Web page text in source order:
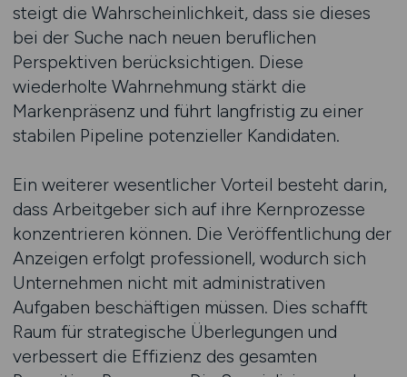
steigt die Wahrscheinlichkeit, dass sie dieses
bei der Suche nach neuen beruflichen
Perspektiven berücksichtigen. Diese
wiederholte Wahrnehmung stärkt die
Markenpräsenz und führt langfristig zu einer
stabilen Pipeline potenzieller Kandidaten.
Ein weiterer wesentlicher Vorteil besteht darin,
dass Arbeitgeber sich auf ihre Kernprozesse
konzentrieren können. Die Veröffentlichung der
Anzeigen erfolgt professionell, wodurch sich
Unternehmen nicht mit administrativen
Aufgaben beschäftigen müssen. Dies schafft
Raum für strategische Überlegungen und
verbessert die Effizienz des gesamten